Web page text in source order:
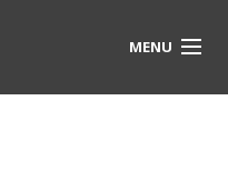
MENU